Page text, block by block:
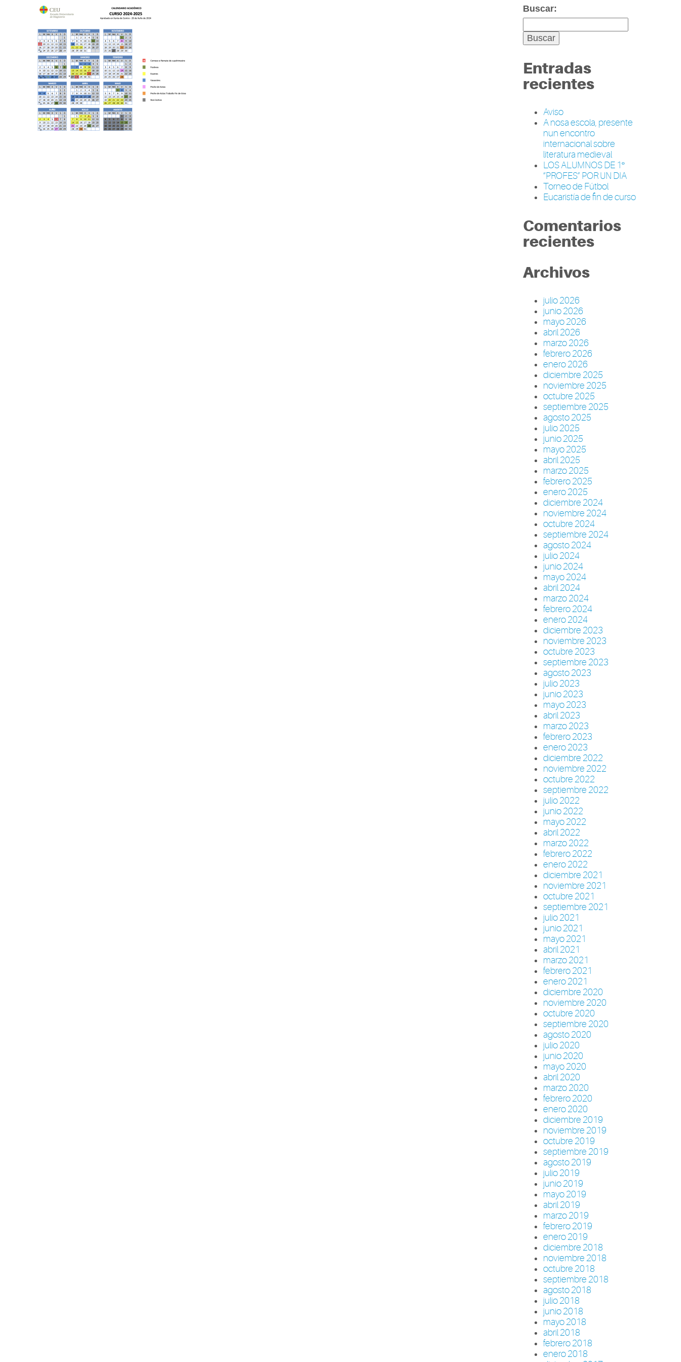
Buscar:
Entradas
recientes
Aviso
A nosa escola, presente
nun encontro
internacional sobre
literatura medieval
LOS ALUMNOS DE 1º
“PROFES” POR UN DIA
Torneo de Fútbol
Eucaristía de fin de curso
Comentarios
recientes
Archivos
julio 2026
junio 2026
mayo 2026
abril 2026
marzo 2026
febrero 2026
enero 2026
diciembre 2025
noviembre 2025
octubre 2025
septiembre 2025
agosto 2025
julio 2025
junio 2025
mayo 2025
abril 2025
marzo 2025
febrero 2025
enero 2025
diciembre 2024
noviembre 2024
octubre 2024
septiembre 2024
agosto 2024
julio 2024
junio 2024
mayo 2024
abril 2024
marzo 2024
febrero 2024
enero 2024
diciembre 2023
noviembre 2023
octubre 2023
septiembre 2023
agosto 2023
julio 2023
junio 2023
mayo 2023
abril 2023
marzo 2023
febrero 2023
enero 2023
diciembre 2022
noviembre 2022
octubre 2022
septiembre 2022
julio 2022
junio 2022
mayo 2022
abril 2022
marzo 2022
febrero 2022
enero 2022
diciembre 2021
noviembre 2021
octubre 2021
septiembre 2021
julio 2021
junio 2021
mayo 2021
abril 2021
marzo 2021
febrero 2021
enero 2021
diciembre 2020
noviembre 2020
octubre 2020
septiembre 2020
agosto 2020
julio 2020
junio 2020
mayo 2020
abril 2020
marzo 2020
febrero 2020
enero 2020
diciembre 2019
noviembre 2019
octubre 2019
septiembre 2019
agosto 2019
julio 2019
junio 2019
mayo 2019
abril 2019
marzo 2019
febrero 2019
enero 2019
diciembre 2018
noviembre 2018
octubre 2018
septiembre 2018
agosto 2018
julio 2018
junio 2018
mayo 2018
abril 2018
febrero 2018
enero 2018